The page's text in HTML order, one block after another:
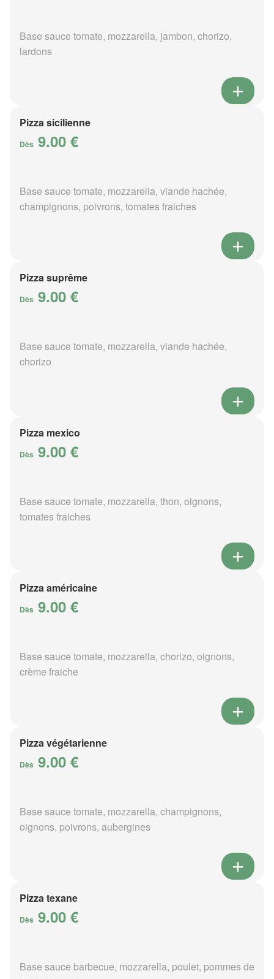
Base sauce tomate, mozzarella, jambon, chorizo,
lardons
Pizza sicilienne
Dès 9.00 €
Base sauce tomate, mozzarella, viande hachée,
champignons, poivrons, tomates fraiches
Pizza suprême
Dès 9.00 €
Base sauce tomate, mozzarella, viande hachée,
chorizo
Pizza mexico
Dès 9.00 €
Base sauce tomate, mozzarella, thon, oignons,
tomates fraiches
Pizza américaine
Dès 9.00 €
Base sauce tomate, mozzarella, chorizo, oignons,
crème fraiche
Pizza végétarienne
Dès 9.00 €
Base sauce tomate, mozzarella, champignons,
oignons, poivrons, aubergines
Pizza texane
Dès 9.00 €
Base sauce barbecue, mozzarella, poulet, pommes de